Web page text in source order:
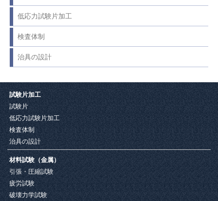
低応力試験片加工
検査体制
治具の設計
試験片加工
試験片
低応力試験片加工
検査体制
治具の設計
材料試験（金属）
引張・圧縮試験
疲労試験
破壊力学試験